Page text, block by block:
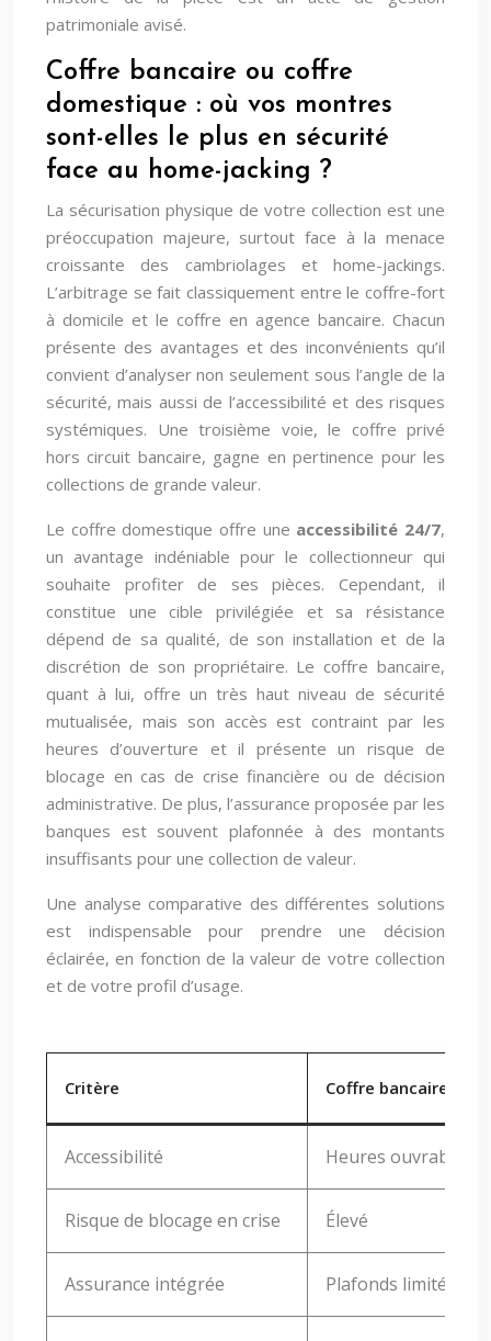
patrimoniale avisé.
Coffre bancaire ou coffre
domestique : où vos montres
sont-elles le plus en sécurité
face au home-jacking ?
La sécurisation physique de votre collection est une
préoccupation majeure, surtout face à la menace
croissante des cambriolages et home-jackings.
L’arbitrage se fait classiquement entre le coffre-fort
à domicile et le coffre en agence bancaire. Chacun
présente des avantages et des inconvénients qu’il
convient d’analyser non seulement sous l’angle de la
sécurité, mais aussi de l’accessibilité et des risques
systémiques. Une troisième voie, le coffre privé
hors circuit bancaire, gagne en pertinence pour les
collections de grande valeur.
Le coffre domestique offre une accessibilité 24/7,
un avantage indéniable pour le collectionneur qui
souhaite profiter de ses pièces. Cependant, il
constitue une cible privilégiée et sa résistance
dépend de sa qualité, de son installation et de la
discrétion de son propriétaire. Le coffre bancaire,
quant à lui, offre un très haut niveau de sécurité
mutualisée, mais son accès est contraint par les
heures d’ouverture et il présente un risque de
blocage en cas de crise financière ou de décision
administrative. De plus, l’assurance proposée par les
banques est souvent plafonnée à des montants
insuffisants pour une collection de valeur.
Une analyse comparative des différentes solutions
est indispensable pour prendre une décision
éclairée, en fonction de la valeur de votre collection
et de votre profil d’usage.
Critère Coffre bancaire
Accessibilité Heures ouvrables
Risque de blocage en crise Élevé
Assurance intégrée Plafonds limités